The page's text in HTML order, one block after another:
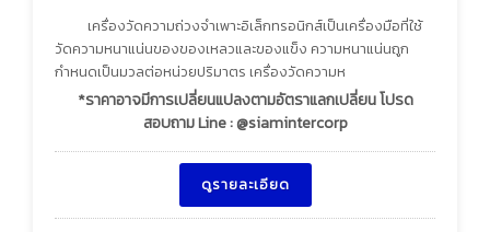
เครื่องวัดความถ่วงจำเพาะอิเล็กทรอนิกส์เป็นเครื่องมือที่ใช้
วัดความหนาแน่นของของเหลวและของแข็ง ความหนาแน่นถูก
กำหนดเป็นมวลต่อหน่วยปริมาตร เครื่องวัดความห
*ราคาอาจมีการเปลี่ยนแปลงตามอัตราแลกเปลี่ยน โปรด
สอบถาม Line : @siamintercorp
ดูรายละเอียด